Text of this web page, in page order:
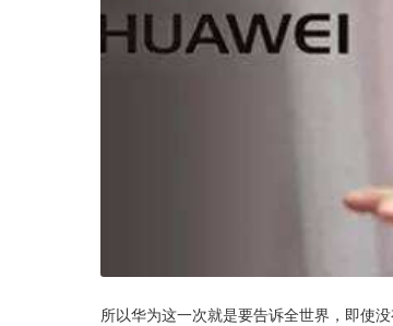
所以华为这一次就是要告诉全世界，即使